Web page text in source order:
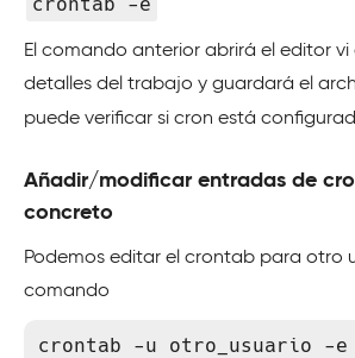
El comando anterior abrirá el editor
detalles del trabajo y guardará el
puede verificar si cron está
Añadir/modificar entradas de
concreto
Podemos editar el crontab para otro
comando
crontab -u otro_usuario -e